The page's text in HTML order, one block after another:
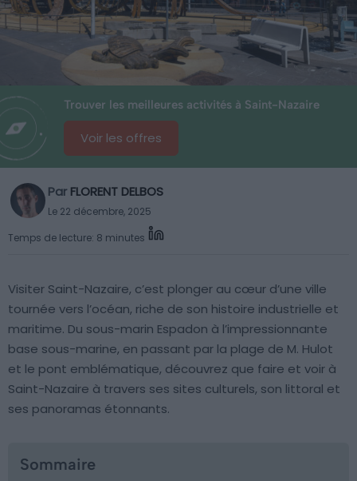
Trouver les meilleures activités à Saint-Nazaire
Voir les offres
Par FLORENT DELBOS
Le 22 décembre, 2025
Temps de lecture: 8 minutes
Visiter Saint-Nazaire, c’est plonger au cœur d’une ville
tournée vers l’océan, riche de son histoire industrielle et
maritime. Du sous-marin Espadon à l’impressionnante
base sous-marine, en passant par la plage de M. Hulot
et le pont emblématique, découvrez que faire et voir à
Saint-Nazaire à travers ses sites culturels, son littoral et
ses panoramas étonnants.
Sommaire